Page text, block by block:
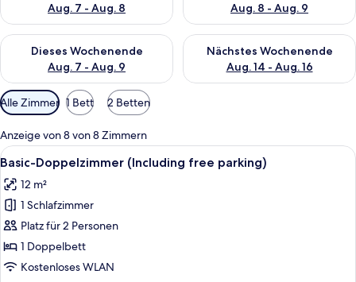
Aug. 7 - Aug. 8
Aug. 8 - Aug. 9
Dieses Wochenende
Aug. 7 - Aug. 9
Überprüfe die Verfügbarkeit für dieses Wochenende, Aug. 7
Nächstes Wochenende
Aug. 14 - Aug. 16
Überprüfe die Verfügbarkeit
Verfügbare
Filter
für
Zimmer
Alle Zimmer 1 Bett 2 Betten
Anzeige von 8 von 8 Zimmern
Alle
Fotos
für
Basic-
Doppelzimmer
(Including
free
Ein modernes Badezimmer mit
14
Basic-Doppelzimmer (Including free parking)
12 m²
1 Schlafzimmer
Platz für 2 Personen
1 Doppelbett
Kostenloses WLAN